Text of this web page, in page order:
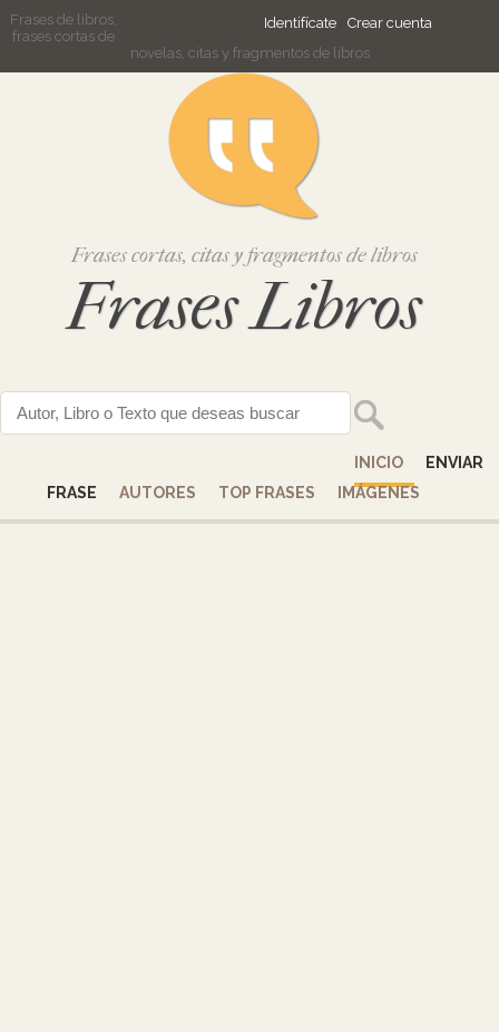
Identifícate Crear cuenta
Frases de libros,
frases cortas de
novelas, citas y fragmentos de libros
Frases cortas, citas y fragmentos de libros
Frases Libros
INICIO
ENVIAR
FRASE
AUTORES TOP FRASES IMÁGENES